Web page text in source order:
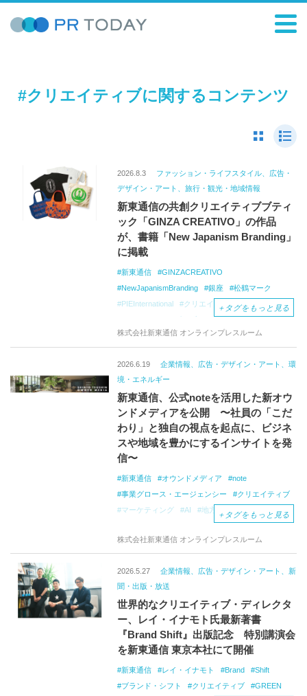
#クリエイティブに関するコンテンツ
2026.8.3
ファッション・ライフスタイル、広告・
デザイン・アート、旅行・観光・地域情報
新東通信の共創クリエイティブブティ
ック「GINZA CREATIVO」の作品
が、書籍「New Japanism Branding」
に掲載
新東通信
GINZACREATIVO
NewJapanismBranding
銀座
松鶴マーク
PIEInternational
クリエイティブ
ニュージャパニズムブランディング
＋ タグをもっと見る
株式会社新東通信 オンラインプレスルーム
2026.6.19
企業情報、広告・デザイン・アート、環
境・エネルギー
新東通信、公式noteを活用した新オウ
ンドメディアを公開 〜社員の「こだ
わり」と独自の視点を起点に、ビジネ
スや地域を豊かにするインサイトを発
信〜
新東通信 オウンドメディア
note
事業グロース・エージェンシー
クリエイティブ
マーケティング
AI 地方創生
＋ タグをもっと見る
株式会社新東通信 オンラインプレスルーム
2026.5.27
企業情報、広告・デザイン・アート、新
聞・出版・放送
世界的なクリエイティブ・ディレクタ
ー、レイ・イナモト氏最新著書
『Brand Shift』出版記念 特別講演会
を新東通信 東京本社にて開催
新東通信 レイ・イナモト Brand
Shift
ブランド・シフト
クリエイティブ
GREEN